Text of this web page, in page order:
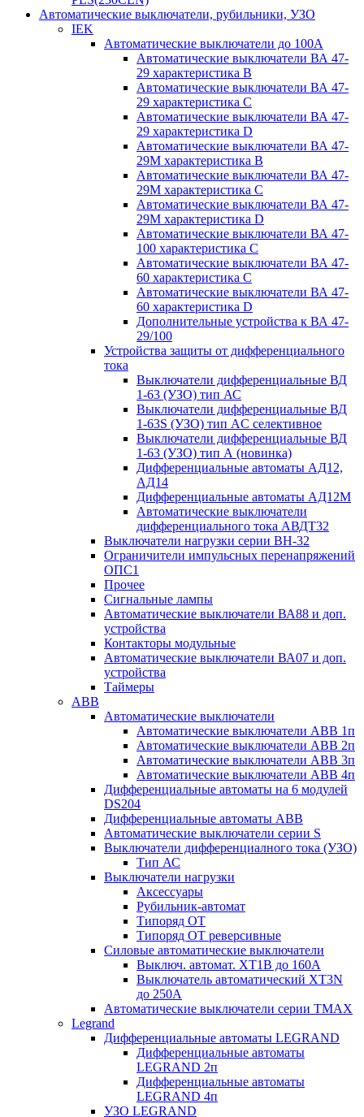
Автоматические выключатели, рубильники, УЗО
IEK
Автоматические выключатели до 100A
Автоматические выключатели ВА 47-
29 характеристика В
Автоматические выключатели ВА 47-
29 характеристика C
Автоматические выключатели ВА 47-
29 характеристика D
Автоматические выключатели ВА 47-
29M характеристика В
Автоматические выключатели ВА 47-
29M характеристика C
Автоматические выключатели ВА 47-
29M характеристика D
Автоматические выключатели ВА 47-
100 характеристика C
Автоматические выключатели ВА 47-
60 характеристика C
Автоматические выключатели ВА 47-
60 характеристика D
Дополнительные устройства к ВА 47-
29/100
Устройства защиты от дифференциального
тока
Выключатели дифференциальные ВД
1-63 (УЗО) тип АС
Выключатели дифференциальные ВД
1-63S (УЗО) тип АC селективное
Выключатели дифференциальные ВД
1-63 (УЗО) тип А (новинка)
Дифференциальные автоматы АД12,
АД14
Дифференциальные автоматы АД12М
Автоматические выключатели
дифференциального тока АВДТ32
Выключатели нагрузки серии ВН-32
Ограничители импульсных перенапряжений
ОПС1
Прочее
Сигнальные лампы
Автоматические выключатели ВА88 и доп.
устройства
Контакторы модульные
Автоматические выключатели ВА07 и доп.
устройства
Таймеры
ABB
Автоматические выключатели
Автоматические выключатели АВВ 1п
Автоматические выключатели АВВ 2п
Автоматические выключатели АВВ 3п
Автоматические выключатели АВВ 4п
Дифференциальные автоматы на 6 модулей
DS204
Дифференциальные автоматы АВВ
Автоматические выключатели серии S
Выключатели дифференциалного тока (УЗО)
Тип АС
Выключатели нагрузки
Аксессуары
Рубильник-автомат
Типоряд ОТ
Типоряд ОТ реверсивные
Силовые автоматические выключатели
Выключ. автомат. XT1В до 160А
Выключатель автоматический XT3N
до 250А
Автоматические выключатели серии ТМАХ
Legrand
Дифференциальные автоматы LEGRAND
Дифференциальные автоматы
LEGRAND 2п
Дифференциальные автоматы
LEGRAND 4п
УЗО LEGRAND